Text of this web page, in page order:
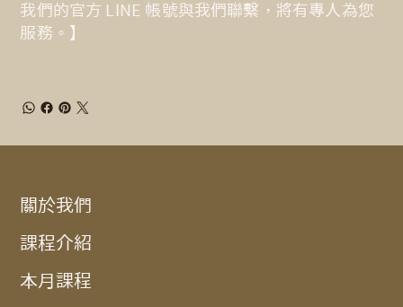
我們的官方 LINE 帳號與我們聯繫，將有專人為您
服務。】
關於我們
課程介紹
本月課程